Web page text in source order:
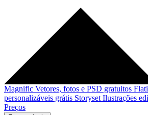
Magnific Vetores, fotos e PSD gratuitos
personalizáveis grátis Storyset Ilustrações
Preços